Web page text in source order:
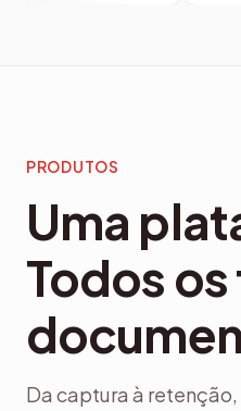
PRODUTOS
Uma
Todos
Da captura à